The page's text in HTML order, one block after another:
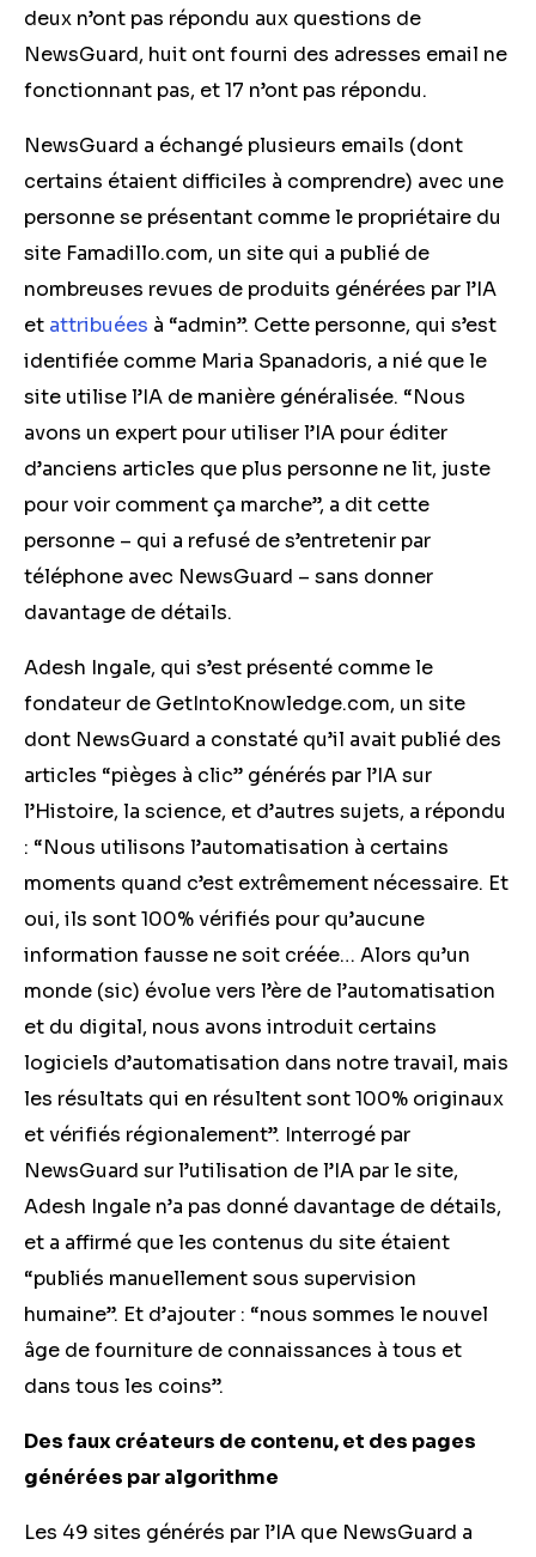
deux n’ont pas répondu aux questions de
NewsGuard, huit ont fourni des adresses email ne
fonctionnant pas, et 17 n’ont pas répondu.
NewsGuard a échangé plusieurs emails (dont
certains étaient difficiles à comprendre) avec une
personne se présentant comme le propriétaire du
site Famadillo.com, un site qui a publié de
nombreuses revues de produits générées par l’IA
et attribuées à “admin”. Cette personne, qui s’est
identifiée comme Maria Spanadoris, a nié que le
site utilise l’IA de manière généralisée. “Nous
avons un expert pour utiliser l’IA pour éditer
d’anciens articles que plus personne ne lit, juste
pour voir comment ça marche”, a dit cette
personne – qui a refusé de s’entretenir par
téléphone avec NewsGuard – sans donner
davantage de détails.
Adesh Ingale, qui s’est présenté comme le
fondateur de GetIntoKnowledge.com, un site
dont NewsGuard a constaté qu’il avait publié des
articles “pièges à clic” générés par l’IA sur
l’Histoire, la science, et d’autres sujets, a répondu
: “Nous utilisons l’automatisation à certains
moments quand c’est extrêmement nécessaire. Et
oui, ils sont 100% vérifiés pour qu’aucune
information fausse ne soit créée… Alors qu’un
monde (sic) évolue vers l’ère de l’automatisation
et du digital, nous avons introduit certains
logiciels d’automatisation dans notre travail, mais
les résultats qui en résultent sont 100% originaux
et vérifiés régionalement”. Interrogé par
NewsGuard sur l’utilisation de l’IA par le site,
Adesh Ingale n’a pas donné davantage de détails,
et a affirmé que les contenus du site étaient
“publiés manuellement sous supervision
humaine”. Et d’ajouter : “nous sommes le nouvel
âge de fourniture de connaissances à tous et
dans tous les coins”.
Des faux créateurs de contenu, et des pages
générées par algorithme
Les 49 sites générés par l’IA que NewsGuard a